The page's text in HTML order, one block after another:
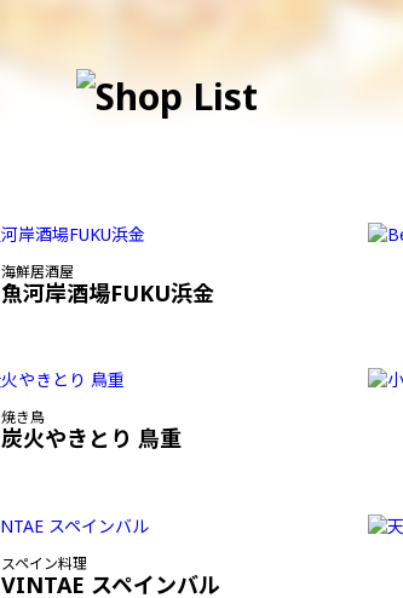
海鮮居酒屋
魚河岸酒場FUKU浜金
焼き鳥
炭火やきとり 鳥重
スペイン料理
VINTAE スペインバル